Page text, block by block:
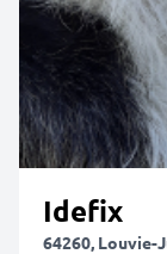
Idefix
64260, Louvie-